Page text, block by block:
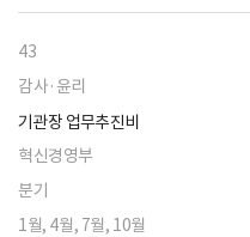
43
감사·윤리
기관장 업무추진비
혁신경영부
분기
1월, 4월, 7월, 10월